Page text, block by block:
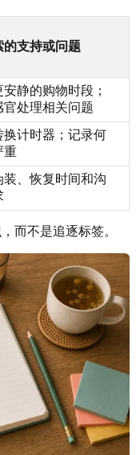
的支持或问题
静的购物时段；
官处理相关问题
换计时器；记录何
重
装、恢复时间和沟
而不是追逐标签。